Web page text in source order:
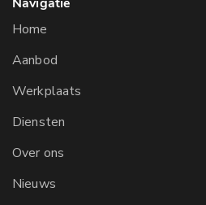
Navigatie
Home
Aanbod
Werkplaats
Diensten
Over ons
Nieuws